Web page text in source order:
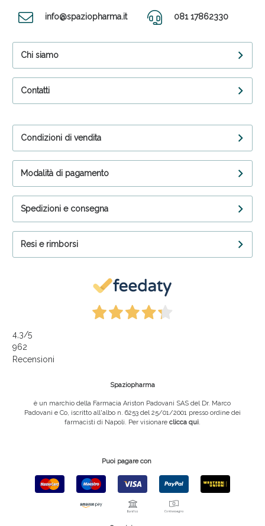
info@spaziopharma.it 081 17862330
Chi siamo
Contatti
Condizioni di vendita
Modalità di pagamento
Spedizioni e consegna
Resi e rimborsi
4,3/5
962
Recensioni
Spaziopharma
è un marchio della Farmacia Ariston Padovani SAS del Dr. Marco
Padovani e Co, iscritto all'albo n. 6253 del 25/01/2001 presso ordine dei
farmacisti di Napoli. Per visionare clicca qui.
Puoi pagare con